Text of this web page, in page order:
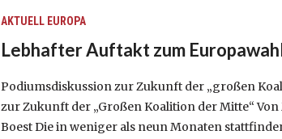
AKTUELL EUROPA
Lebhafter Auftakt zum
Podiumsdiskussion zur Zukunft der „großen
zur Zukunft der „Großen Koalition der Mitte“
Boest Die in weniger als neun Monaten